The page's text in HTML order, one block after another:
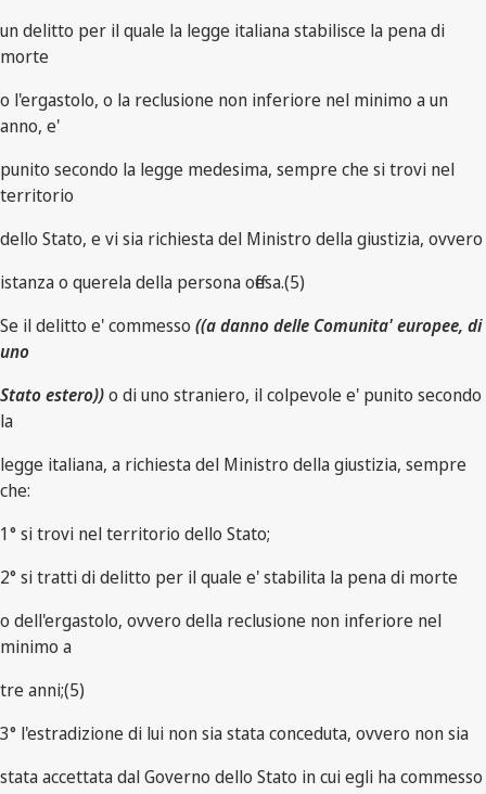
un delitto per il quale la legge italiana stabilisce la pena di
morte
o l'ergastolo, o la reclusione non inferiore nel minimo a un
anno, e'
punito secondo la legge medesima, sempre che si trovi nel
territorio
dello Stato, e vi sia richiesta del Ministro della giustizia, ovvero
istanza o querela della persona offesa.(5)
Se il delitto e' commesso ((a danno delle Comunita' europee, di
uno
Stato estero))o di uno straniero, il colpevole e' punito secondo
la
legge italiana, a richiesta del Ministro della giustizia, sempre
che:
1° si trovi nel territorio dello Stato;
2° si tratti di delitto per il quale e' stabilita la pena di morte
o dell'ergastolo, ovvero della reclusione non inferiore nel
minimo a
tre anni;(5)
3° l'estradizione di lui non sia stata conceduta, ovvero non sia
stata accettata dal Governo dello Stato in cui egli ha commesso